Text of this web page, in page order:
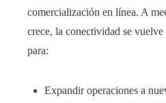
comercialización en línea. A
crece, la conectividad se
para:
Expandir operaciones a